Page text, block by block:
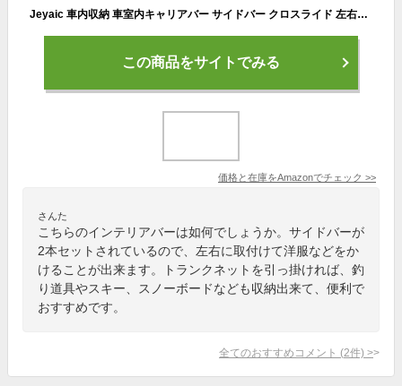
Jeyaic 車内収納 車室内キャリアバー サイドバー クロスライド ​左右セット 軽自動車 コンパクトカー 用
この商品をサイトでみる
価格と在庫をAmazonでチェック >>
さんた
こちらのインテリアバーは如何でしょうか。サイドバーが
2本セットされているので、左右に取付けて洋服などをか
けることが出来ます。トランクネットを引っ掛ければ、釣
り道具やスキー、スノーボードなども収納出来て、便利で
おすすめです。
全てのおすすめコメント (2件) >